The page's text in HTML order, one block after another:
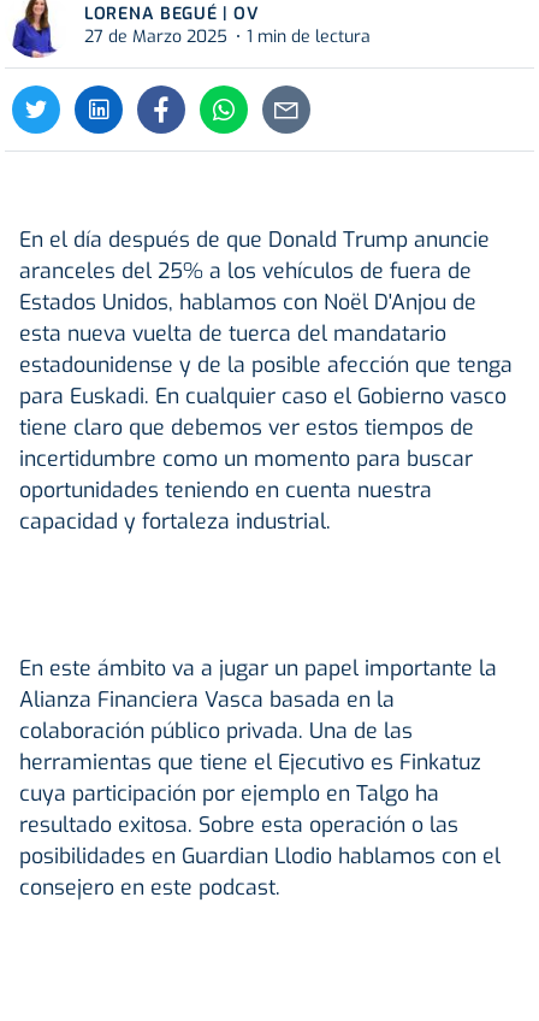
LORENA BEGUÉ | OV
27 de Marzo 2025
1 min de lectura
En el día después de que Donald Trump anuncie
aranceles del 25% a los vehículos de fuera de
Estados Unidos, hablamos con Noël D'Anjou de
esta nueva vuelta de tuerca del mandatario
estadounidense y de la posible afección que tenga
para Euskadi. En cualquier caso el Gobierno vasco
tiene claro que debemos ver estos tiempos de
incertidumbre como un momento para buscar
oportunidades teniendo en cuenta nuestra
capacidad y fortaleza industrial.
En este ámbito va a jugar un papel importante la
Alianza Financiera Vasca basada en la
colaboración público privada. Una de las
herramientas que tiene el Ejecutivo es Finkatuz
cuya participación por ejemplo en Talgo ha
resultado exitosa. Sobre esta operación o las
posibilidades en Guardian Llodio hablamos con el
consejero en este podcast.